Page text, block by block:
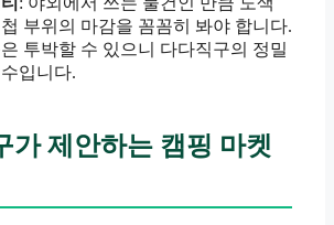
부위의 마감을 꼼꼼히 봐야 합니다.
투박할 수 있으니 다다직구의 정밀
입니다.
가 제안하는 캠핑 마켓